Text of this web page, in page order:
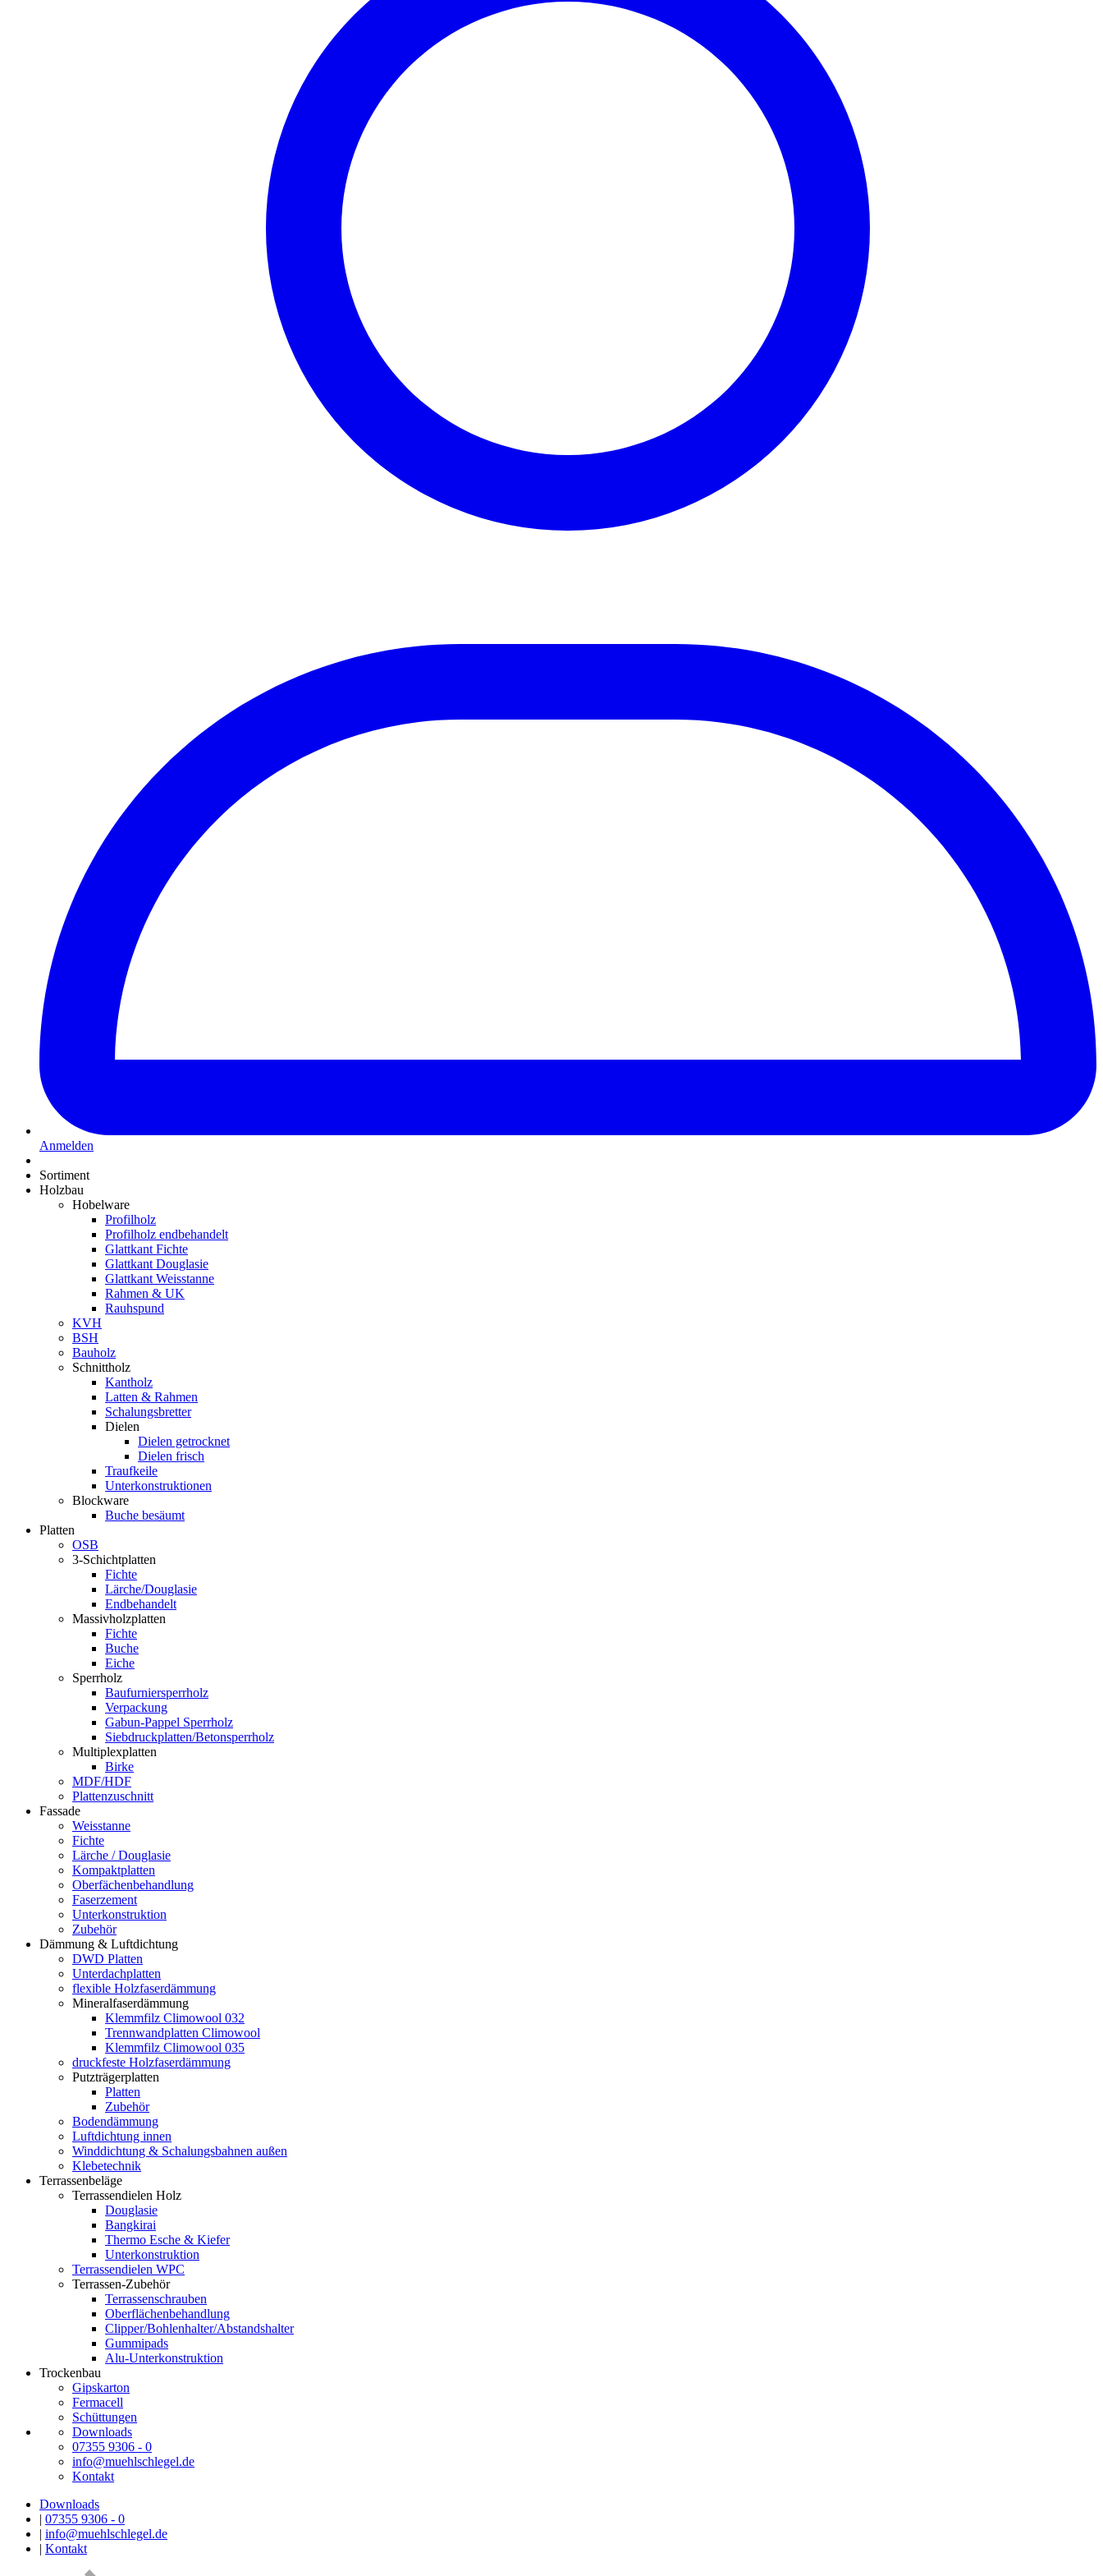
Anmelden
Sortiment
Holzbau
Hobelware
Profilholz
Profilholz endbehandelt
Glattkant Fichte
Glattkant Douglasie
Glattkant Weisstanne
Rahmen & UK
Rauhspund
KVH
BSH
Bauholz
Schnittholz
Kantholz
Latten & Rahmen
Schalungsbretter
Dielen
Dielen getrocknet
Dielen frisch
Traufkeile
Unterkonstruktionen
Blockware
Buche besäumt
Platten
OSB
3-Schichtplatten
Fichte
Lärche/Douglasie
Endbehandelt
Massivholzplatten
Fichte
Buche
Eiche
Sperrholz
Baufurniersperrholz
Verpackung
Gabun-Pappel Sperrholz
Siebdruckplatten/Betonsperrholz
Multiplexplatten
Birke
MDF/HDF
Plattenzuschnitt
Fassade
Weisstanne
Fichte
Lärche / Douglasie
Kompaktplatten
Oberfächenbehandlung
Faserzement
Unterkonstruktion
Zubehör
Dämmung & Luftdichtung
DWD Platten
Unterdachplatten
flexible Holzfaserdämmung
Mineralfaserdämmung
Klemmfilz Climowool 032
Trennwandplatten Climowool
Klemmfilz Climowool 035
druckfeste Holzfaserdämmung
Putzträgerplatten
Platten
Zubehör
Bodendämmung
Luftdichtung innen
Winddichtung & Schalungsbahnen außen
Klebetechnik
Terrassenbeläge
Terrassendielen Holz
Douglasie
Bangkirai
Thermo Esche & Kiefer
Unterkonstruktion
Terrassendielen WPC
Terrassen-Zubehör
Terrassenschrauben
Oberflächenbehandlung
Clipper/Bohlenhalter/Abstandshalter
Gummipads
Alu-Unterkonstruktion
Trockenbau
Gipskarton
Fermacell
Schüttungen
Downloads
07355 9306 - 0
info@muehlschlegel.de
Kontakt
Downloads
| 07355 9306 - 0
| info@muehlschlegel.de
| Kontakt